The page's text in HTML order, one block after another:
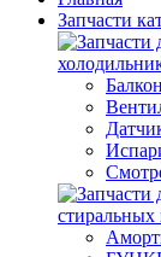
Запчасти